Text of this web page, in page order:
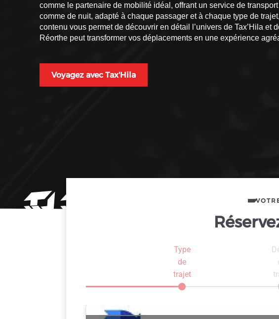
comme le partenaire de mobilité idéal, offrant un service de
comme de nuit, adapté à chaque passager et à chaque type de
contenu vous permet de découvrir en détail l’univers de Tax’Hila et
Réorthe peut transformer vos déplacements en une expérience
Voyagez avec Tax'Hila
Type
de
trajet